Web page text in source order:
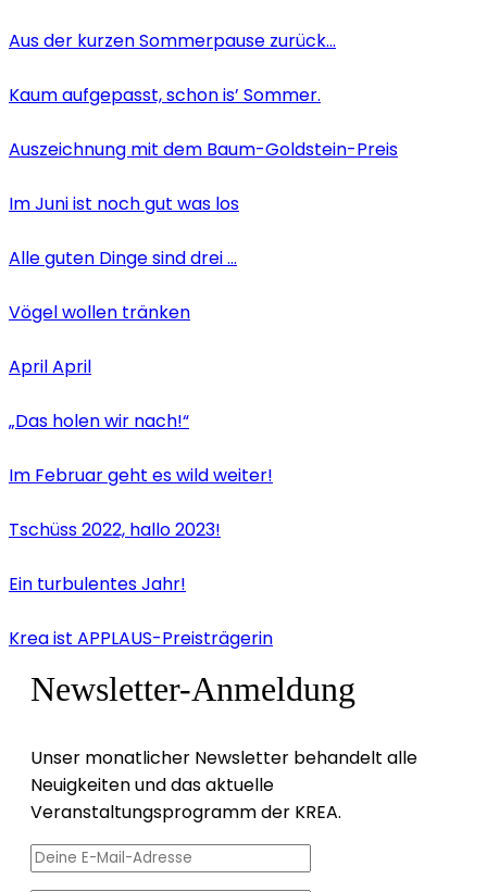
Aus der kurzen Sommerpause zurück…
Kaum aufgepasst, schon is’ Sommer.
Auszeichnung mit dem Baum-Goldstein-Preis
Im Juni ist noch gut was los
Alle guten Dinge sind drei …
Vögel wollen tränken
April April
„Das holen wir nach!“
Im Februar geht es wild weiter!
Tschüss 2022, hallo 2023!
Ein turbulentes Jahr!
Krea ist APPLAUS-Preisträgerin
Newsletter-Anmeldung
Unser monatlicher Newsletter behandelt alle
Neuigkeiten und das aktuelle
Veranstaltungsprogramm der KREA.